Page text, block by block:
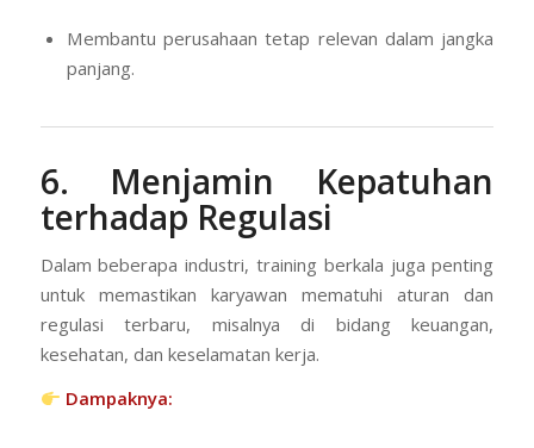
Membantu perusahaan tetap relevan dalam jangka
panjang.
6. Menjamin Kepatuhan
terhadap Regulasi
Dalam beberapa industri, training berkala juga penting
untuk memastikan karyawan mematuhi aturan dan
regulasi terbaru, misalnya di bidang keuangan,
kesehatan, dan keselamatan kerja.
Dampaknya: